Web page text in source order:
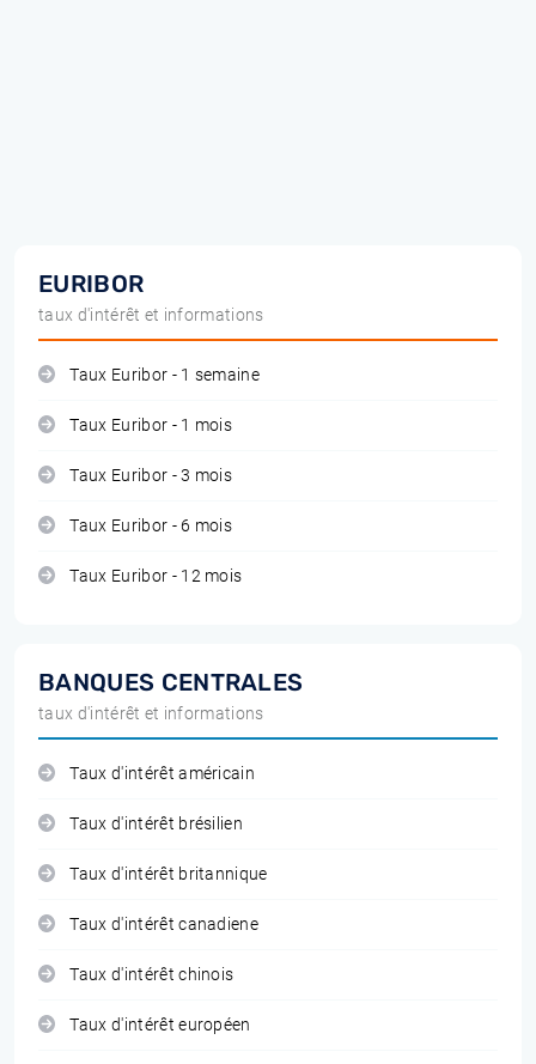
EURIBOR
taux d'intérêt et informations
Taux Euribor - 1 semaine
Taux Euribor - 1 mois
Taux Euribor - 3 mois
Taux Euribor - 6 mois
Taux Euribor - 12 mois
BANQUES CENTRALES
taux d'intérêt et informations
Taux d'intérêt américain
Taux d'intérêt brésilien
Taux d'intérêt britannique
Taux d'intérêt canadiene
Taux d'intérêt chinois
Taux d'intérêt européen